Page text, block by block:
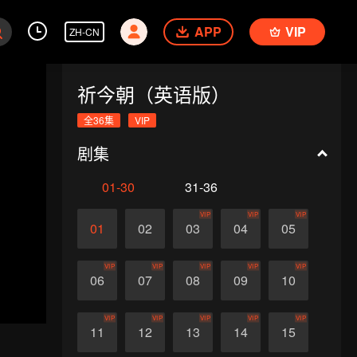
ZH-CN APP VIP
祈今朝（英语版）
全36集 VIP
剧集
01-30 31-36
01 02 03
VIP
04
VIP
05
VIP
06
VIP
07
VIP
08
VIP
09
VIP
10
VIP
11
VIP
12
VIP
13
VIP
14
VIP
15
VIP